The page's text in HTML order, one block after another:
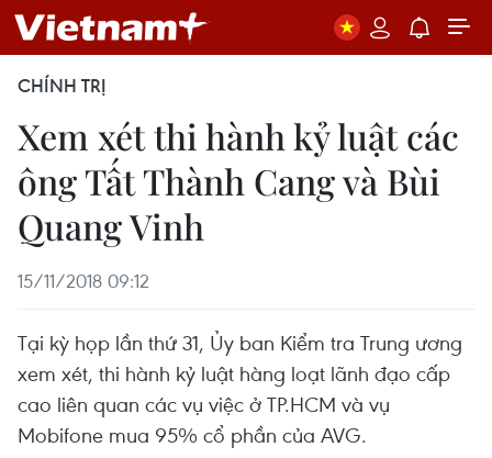
CHÍNH TRỊ
Xem xét thi hành kỷ luật các
ông Tất Thành Cang và Bùi
Quang Vinh
15/11/2018 09:12
Tại kỳ họp lần thứ 31, Ủy ban Kiểm tra Trung ương
xem xét, thi hành kỷ luật hàng loạt lãnh đạo cấp
cao liên quan các vụ việc ở TP.HCM và vụ
Mobifone mua 95% cổ phần của AVG.